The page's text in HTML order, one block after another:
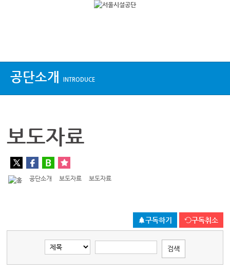
공단소개 INTRODUCE
보도자료
공단소개 보도자료 보도자료
구독하기 구독취소